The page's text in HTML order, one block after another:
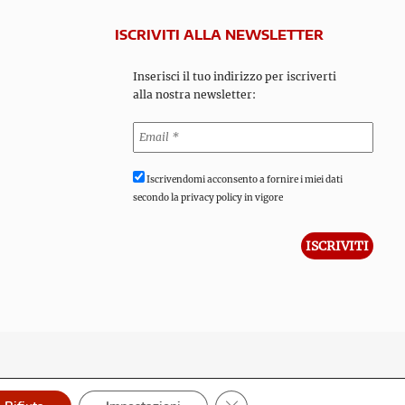
ISCRIVITI ALLA NEWSLETTER
Inserisci il tuo indirizzo per iscriverti
alla nostra newsletter:
Iscrivendomi acconsento a fornire i miei dati
secondo la privacy policy in vigore
Close GDPR Cookie Banner